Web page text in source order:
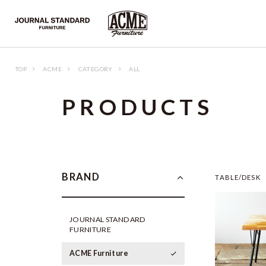
TOP ACME CATEGORY ALL
P R O D U CT S
BRAND
JOURNAL STANDARD
FURNITURE
ACME Furniture
TABLE/DESK